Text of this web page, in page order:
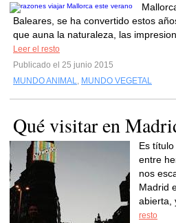
Baleares, se ha convertido estos
que auna la naturaleza, las
Leer el resto
Publicado el 25 junio 2015
MUNDO ANIMAL, MUNDO VEGETAL
Qué visitar en
Es
entre
nos
Madrid
abierta,
resto